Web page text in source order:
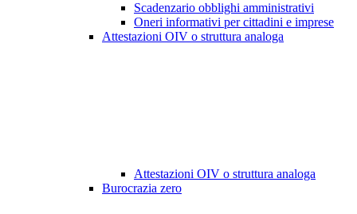
Scadenzario obblighi amministrativi
Oneri informativi per cittadini e imprese
Attestazioni OIV o struttura analoga
Attestazioni OIV o struttura analoga
Burocrazia zero